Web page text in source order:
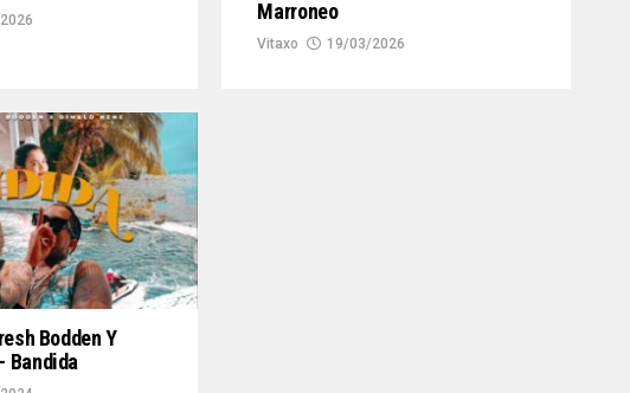
Marroneo
Vitaxo 19/03/2026
Bodden Y
Bandida